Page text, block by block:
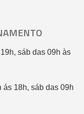
sáb das 09h às
ás 18h, sáb das 09h